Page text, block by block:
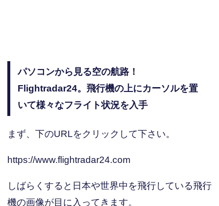
パソコンから見る空の航路！
Flightradar24。飛行機の上にカーソルを置
いて様々なフライト状況を入手
まず、下のURLをクリックして下さい。
https://www.flightradar24.com
しばらくすると日本や世界中を飛行している飛行
機の画像が目に入ってきます。